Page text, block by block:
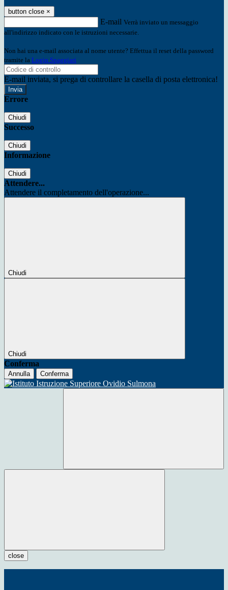
button close ×
E-mail Verrà inviato un messaggio
all'indirizzo indicato con le istruzioni necessarie.
Non hai una e-mail associata al nome utente? Effettua il reset della password
tramite la Login Spaggiari
E-mail inviata, si prega di controllare la casella di posta elettronica!
Errore
Chiudi
Successo
Chiudi
Informazione
Chiudi
Attendere...
Attendere il completamento dell'operazione...
Chiudi
Chiudi
Conferma
Annulla Conferma
close